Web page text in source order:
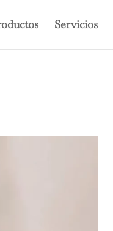
Servicios